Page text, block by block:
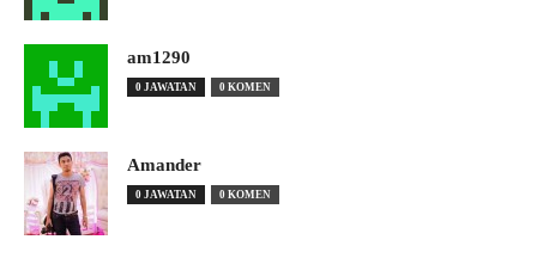
am1290
0 JAWATAN 0 KOMEN
Amander
0 JAWATAN 0 KOMEN